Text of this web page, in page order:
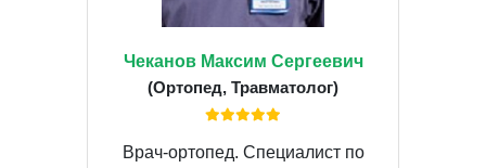
Чеканов Максим Сергеевич
(Ортопед, Травматолог)
Врач-ортопед. Специалист по